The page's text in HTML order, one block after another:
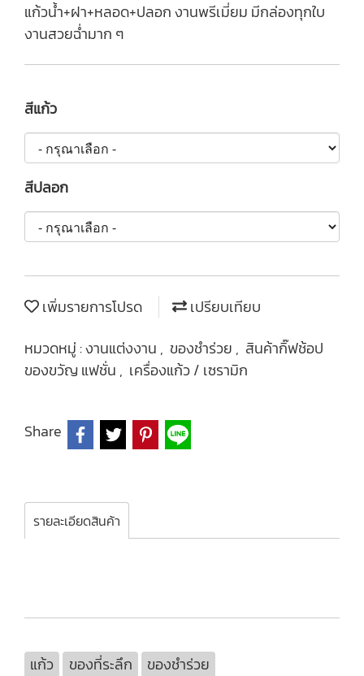
แก้วน้ำ+ฝา+หลอด+ปลอก งานพรีเมี่ยม มีกล่องทุกใบ
งานสวยฉ่ำมาก ๆ
สีแก้ว
สีปลอก
เพิ่มรายการโปรด
เปรียบเทียบ
หมวดหมู่ :งานแต่งงาน , ของชำร่วย , สินค้ากิ๊ฟช้อป
ของขวัญ แฟชั่น , เครื่องแก้ว / เซรามิก
Share
รายละเอียดสินค้า
แก้ว ของที่ระลึก ของชำร่วย